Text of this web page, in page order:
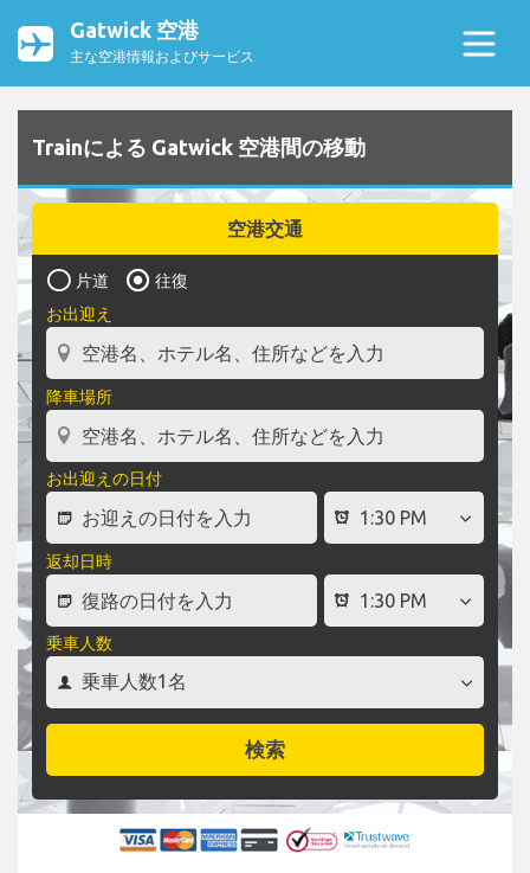
Gatwick 空港
主な空港情報およびサービス
Trainによる Gatwick 空港間の移動
空港交通
片道
往復
お出迎え
降車場所
お出迎えの日付
返却日時
乗車人数
検索